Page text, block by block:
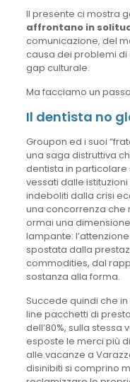
Il presente ci mostra
affrontano in
comunicazione, del
causa dei problemi di
gap culturale.
Ma facciamo un
Il dentista no
Groupon ed i suoi
una saga distruttiva
dentista in
vessati dalle istituzioni
indeboliti dalla crisi
una concorrenza che
ormai una
lampante:
spostata dalla
commodities, dal
sostanza alla forma.
Succede quindi che
line pacchetti di
dell’80%, sulla
esposte le merci più
alle vacanze a
disinibiti si comprino